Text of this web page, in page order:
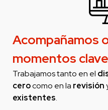
Acompañamos
momentos
Trabajamos tanto en el
cerocomo en la revisión
existentes.